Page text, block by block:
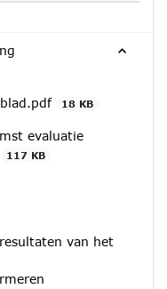
18 KB
evaluatie
117 KB
van het